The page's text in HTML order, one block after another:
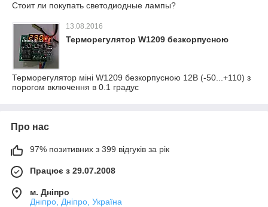
Стоит ли покупать светодиодные лампы?
13.08.2016
Терморегулятор W1209 безкорпусною
Терморегулятор міні W1209 безкорпусною 12В (-50...+110) з
порогом включення в 0.1 градус
Про нас
97% позитивних з 399 відгуків за рік
Працює з 29.07.2008
м. Дніпро
Дніпро, Дніпро, Україна